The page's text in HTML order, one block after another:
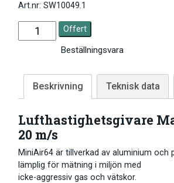
Art.nr: SW10049.1
Offert
Beställningsvara
Beskrivning Teknisk data
Lufthastighetsgivare
20 m/s
MiniAir64 är tillverkad av aluminium och
lämplig för mätning i miljön med
icke-aggressiv gas och vätskor.